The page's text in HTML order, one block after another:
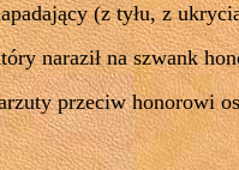
(z tyłu, z
naraził na szwank
przeciw honorowi